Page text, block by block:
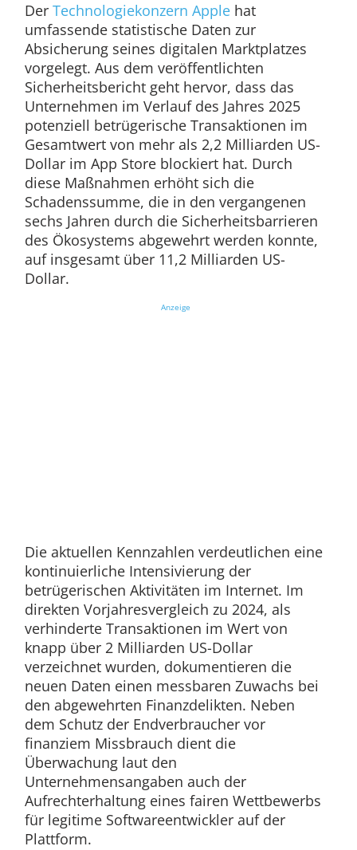
Der Technologiekonzern Applehat
umfassende statistische Daten zur
Absicherung seines digitalen Marktplatzes
vorgelegt. Aus dem veröffentlichten
Sicherheitsbericht geht hervor, dass das
Unternehmen im Verlauf des Jahres 2025
potenziell betrügerische Transaktionen im
Gesamtwert von mehr als 2,2 Milliarden US-
Dollar im App Store blockiert hat. Durch
diese Maßnahmen erhöht sich die
Schadenssumme, die in den vergangenen
sechs Jahren durch die Sicherheitsbarrieren
des Ökosystems abgewehrt werden konnte,
auf insgesamt über 11,2 Milliarden US-
Dollar.
Anzeige
Die aktuellen Kennzahlen verdeutlichen eine
kontinuierliche Intensivierung der
betrügerischen Aktivitäten im Internet. Im
direkten Vorjahresvergleich zu 2024, als
verhinderte Transaktionen im Wert von
knapp über 2 Milliarden US-Dollar
verzeichnet wurden, dokumentieren die
neuen Daten einen messbaren Zuwachs bei
den abgewehrten Finanzdelikten. Neben
dem Schutz der Endverbraucher vor
finanziem Missbrauch dient die
Überwachung laut den
Unternehmensangaben auch der
Aufrechterhaltung eines fairen Wettbewerbs
für legitime Softwareentwickler auf der
Plattform.